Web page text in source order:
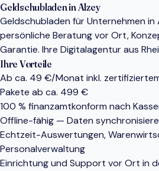
Geldschubladen in Alzey
Geldschubladen für Unternehmen in
persönliche Beratung vor Ort,
Garantie. Ihre Digitalagentur aus
Ihre Vorteile
Ab ca. 49 €/Monat inkl.
Pakete ab ca. 499 €
100 % finanzamtkonform nach
Offline-fähig — Daten
Echtzeit-Auswertungen,
Personalverwaltung
Einrichtung und Support vor Ort in